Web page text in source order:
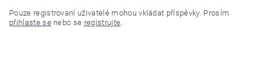
Pouze registrovaní uživatelé mohou vkládat příspěvky. Prosím
přihlaste senebo se registrujte.